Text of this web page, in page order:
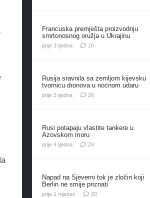
Francuska premješta proizvodnju
smrtonosnog oružja u Ukrajinu
prije 3 tjedna 16komentara
Rusija sravnila sa zemljom kijevsku
tvornicu dronova u noćnom udaru
prije 3 tjedna 26komentara
Rusi potapaju vlastite tankere u
Azovskom moru
prije 4 tjedna 29komentara
Napad na Sjeverni tok je zločin koji
Berlin ne smije priznati
prije 1 mjesec 20komentara